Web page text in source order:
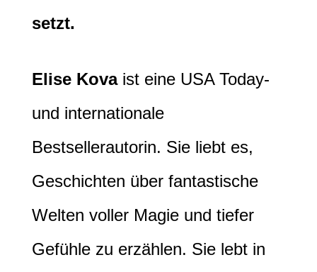
setzt.
Elise Kovaist eine USA Today-
und internationale
Bestsellerautorin. Sie liebt es,
Geschichten über fantastische
Welten voller Magie und tiefer
Gefühle zu erzählen. Sie lebt in